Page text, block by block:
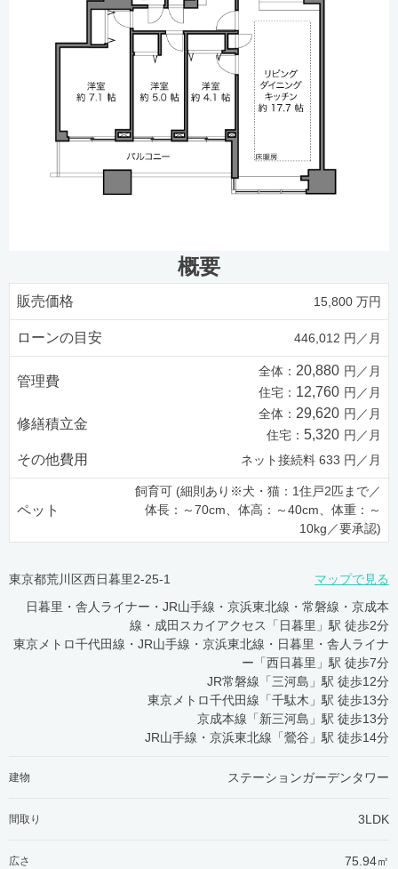
概要
販売価格 15,800 万円
ローンの目安 446,012 円／月
管理費
全体： 20,880 円／月
住宅： 12,760 円／月
修繕積立金
全体： 29,620 円／月
住宅： 5,320 円／月
その他費用 ネット接続料 633 円／月
ペット
飼育可 (細則あり※犬・猫：1住戸2匹まで／
体長：～70cm、体高：～40cm、体重：～
10kg／要承認)
東京都荒川区西日暮里2-25-1
マップで見る
日暮里・舎人ライナー・JR山手線・京浜東北線・常磐線・京成本
線・成田スカイアクセス「日暮里」駅 徒歩2分
東京メトロ千代田線・JR山手線・京浜東北線・日暮里・舎人ライナ
ー「西日暮里」駅 徒歩7分
JR常磐線「三河島」駅 徒歩12分
東京メトロ千代田線「千駄木」駅 徒歩13分
京成本線「新三河島」駅 徒歩13分
JR山手線・京浜東北線「鶯谷」駅 徒歩14分
建物 ステーションガーデンタワー
間取り 3LDK
広さ 75.94㎡